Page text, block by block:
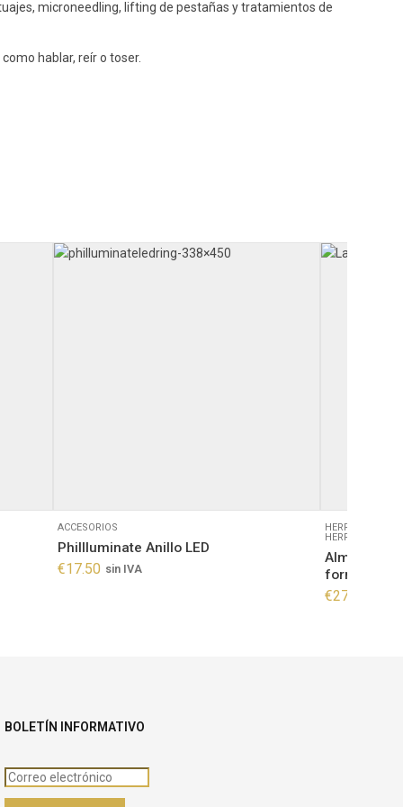
microneedling, lifting de pestañas y tratamientos de
hablar, reír o toser.
ACCESORIOS
PhiIlluminate Anillo LED
€17.50 sin IVA
HERRAMIENTAS
HERRAMIENTAS
Almohadilla
forma y
€27.00
BOLETÍN INFORMATIVO